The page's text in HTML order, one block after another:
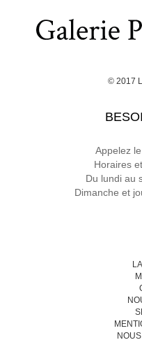
© 2017
Appelez
Horaires
Du lundi au
Dimanche et